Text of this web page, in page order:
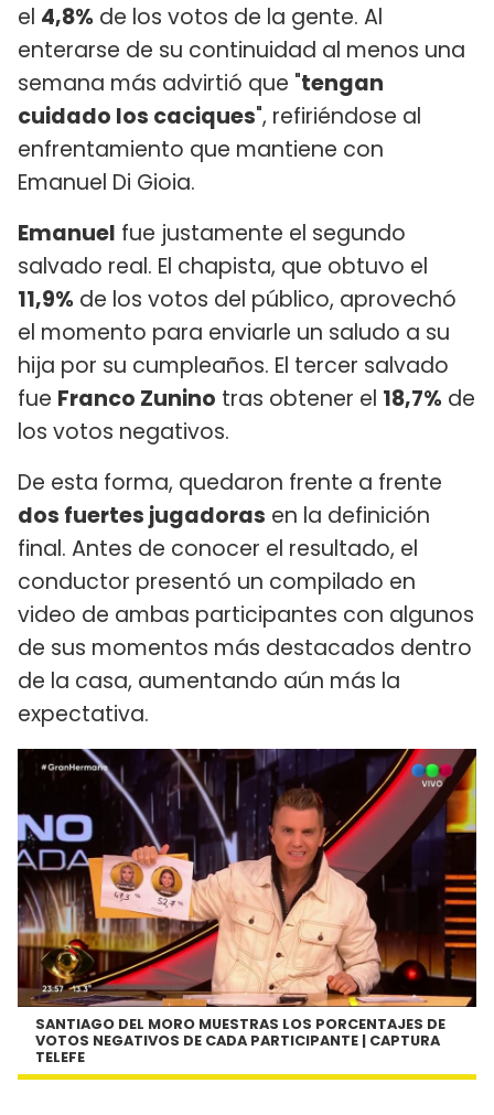
el 4,8% de los votos de la gente. Al
enterarse de su continuidad al menos una
semana más advirtió que "tengan
cuidado los caciques", refiriéndose al
enfrentamiento que mantiene con
Emanuel Di Gioia.
Emanuel fue justamente el segundo
salvado real. El chapista, que obtuvo el
11,9% de los votos del público, aprovechó
el momento para enviarle un saludo a su
hija por su cumpleaños. El tercer salvado
fue Franco Zunino tras obtener el 18,7% de
los votos negativos.
De esta forma, quedaron frente a frente
dos fuertes jugadoras en la definición
final. Antes de conocer el resultado, el
conductor presentó un compilado en
video de ambas participantes con algunos
de sus momentos más destacados dentro
de la casa, aumentando aún más la
expectativa.
SANTIAGO DEL MORO MUESTRAS LOS PORCENTAJES DE
VOTOS NEGATIVOS DE CADA PARTICIPANTE | CAPTURA
TELEFE